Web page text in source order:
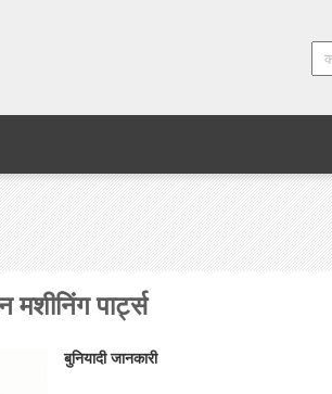
पार्ट्स
बुनियादी जानकारी